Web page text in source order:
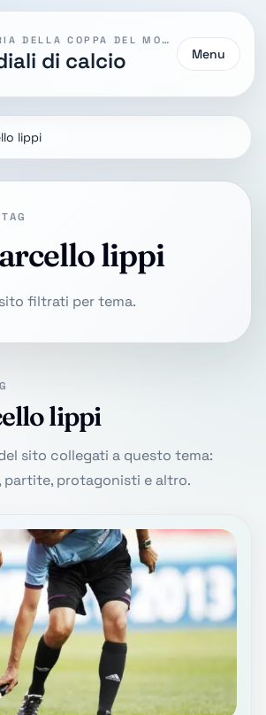
LA STORIA DELLA COPPA DEL MONDO
di calcio Menu
lippi
lippi
filtrati per tema.
lippi
sito collegati a questo tema:
partite, protagonisti e altro.